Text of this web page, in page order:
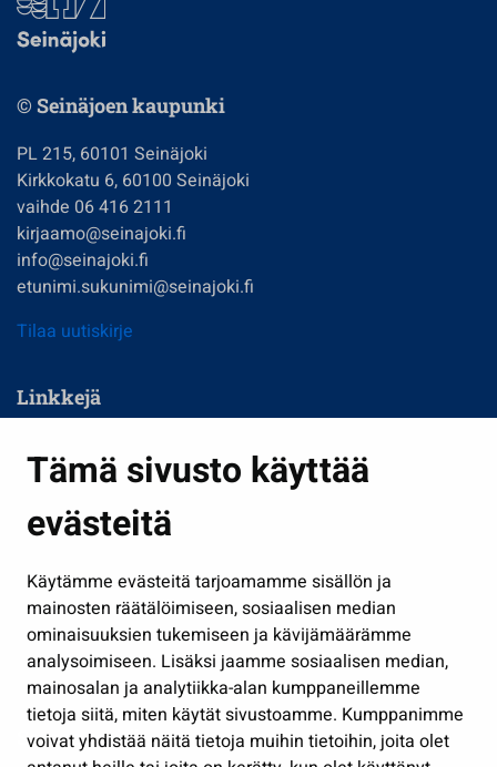
Tämä sivusto käyttää
evästeitä
Käytämme evästeitä tarjoamamme sisällön ja
mainosten räätälöimiseen, sosiaalisen median
ominaisuuksien tukemiseen ja kävijämäärämme
analysoimiseen. Lisäksi jaamme sosiaalisen median,
mainosalan ja analytiikka-alan kumppaneillemme
tietoja siitä, miten käytät sivustoamme. Kumppanimme
voivat yhdistää näitä tietoja muihin tietoihin, joita olet
© Seinäjoen kaupunki
PL 215, 60101 Seinäjoki
Kirkkokatu 6, 60100 Seinäjoki
vaihde 06 416 2111
kirjaamo@seinajoki.fi
info@seinajoki.fi
etunimi.sukunimi@seinajoki.fi
Tilaa uutiskirje
Linkkejä
Kasvatus ja opetus
Kulttuuri ja liikunta
Työ ja yrittäminen
Osallistu ja asioi
Näytä omat evästeasetukseni
Seuraa meitä